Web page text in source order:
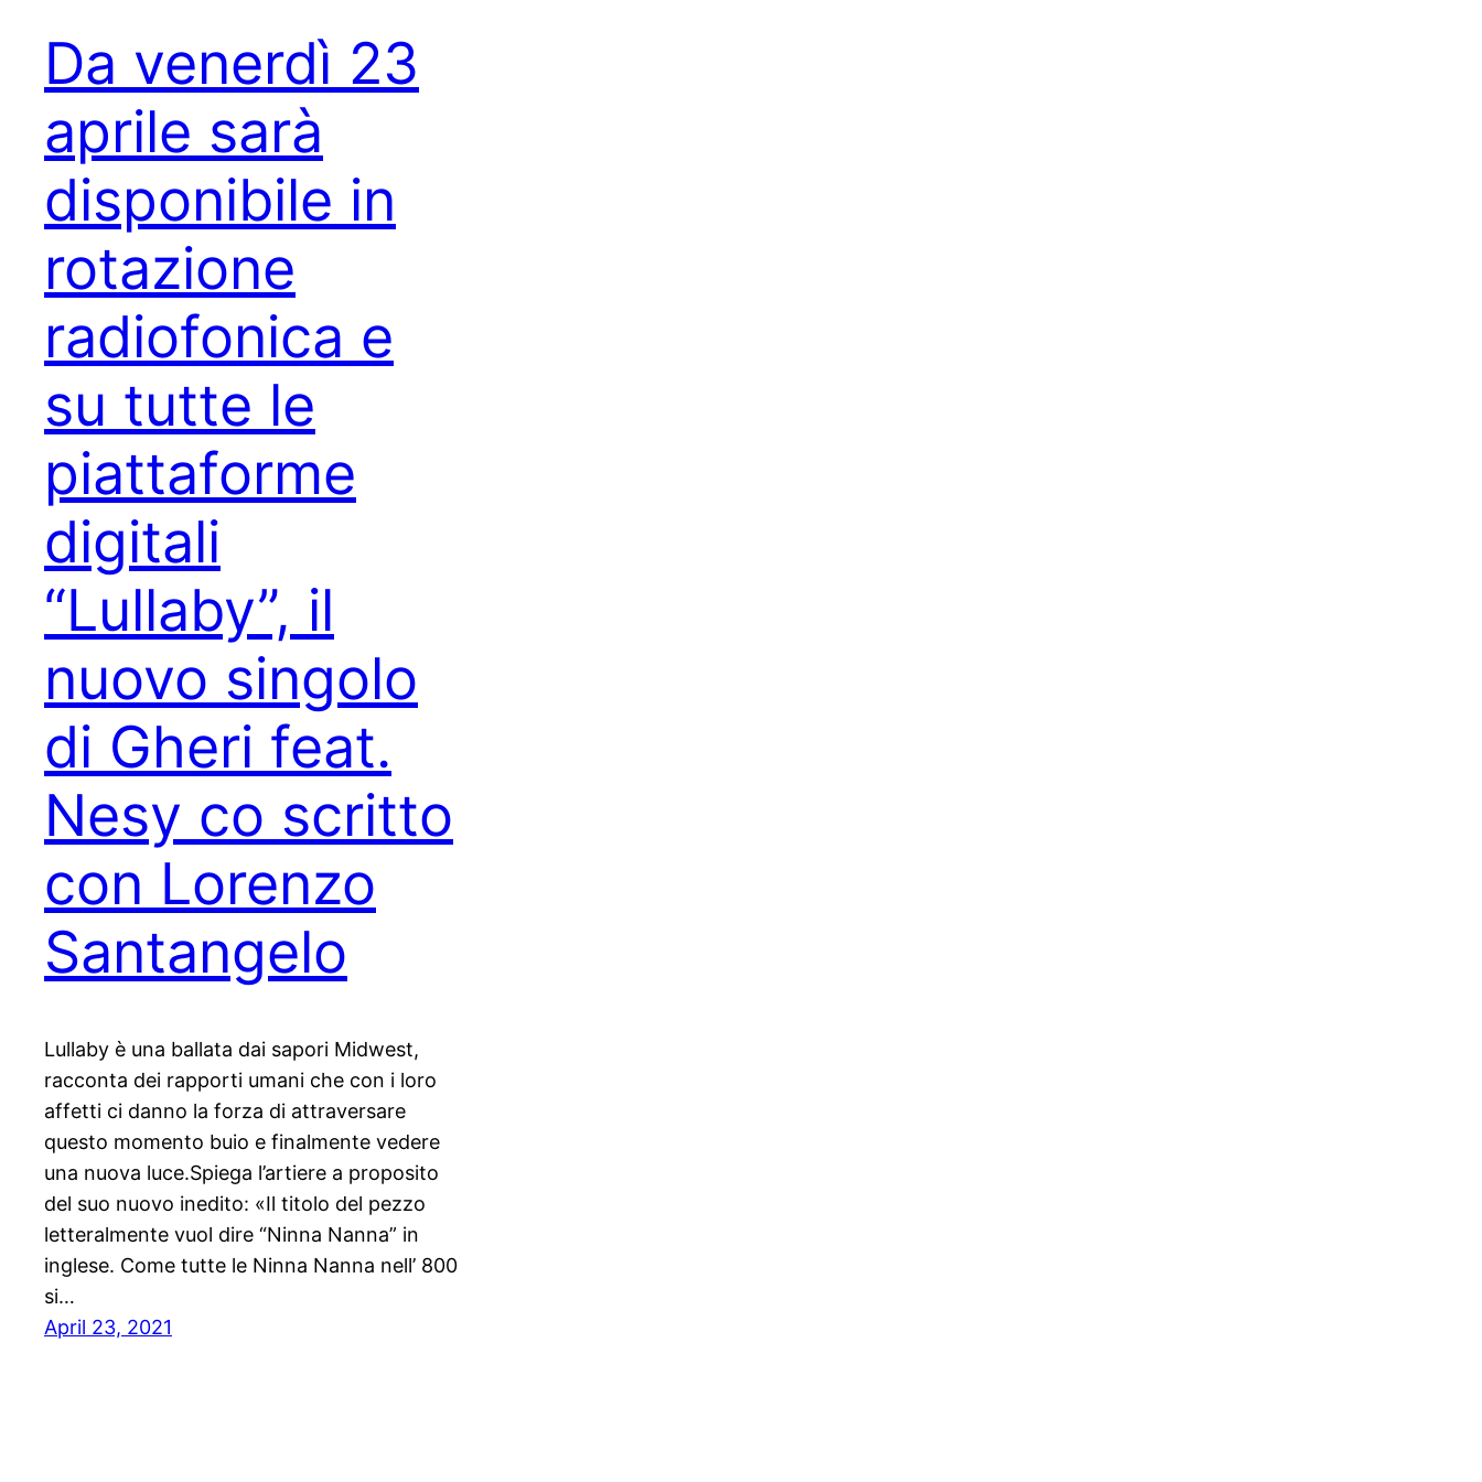
Da venerdì 23
aprile sarà
disponibile in
rotazione
radiofonica e
su tutte le
piattaforme
digitali
“Lullaby”, il
nuovo singolo
di Gheri feat.
Nesy co scritto
con Lorenzo
Santangelo
Lullaby è una ballata dai sapori Midwest,
racconta dei rapporti umani che con i loro
affetti ci danno la forza di attraversare
questo momento buio e finalmente vedere
una nuova luce.Spiega l’artiere a proposito
del suo nuovo inedito: «Il titolo del pezzo
letteralmente vuol dire “Ninna Nanna” in
inglese. Come tutte le Ninna Nanna nell’ 800
si…
April 23, 2021